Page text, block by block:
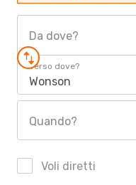
Da dove?
Verso dove?
Wonson
Quando?
Voli diretti